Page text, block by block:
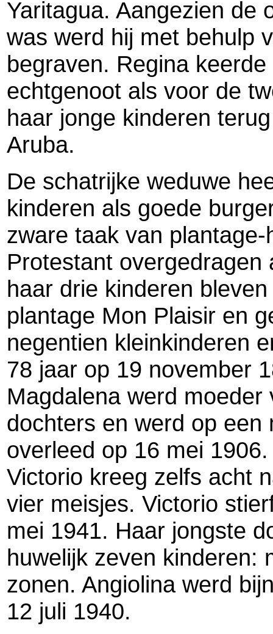
Yaritagua. Aangezien de
was werd hij met behulp
begraven. Regina
echtgenoot als voor de
haar jonge kinderen
Aruba.
De schatrijke weduwe
kinderen als goede
zware taak van
Protestant
haar drie kinderen
plantage Mon Plaisir en
negentien kleinkinderen
78 jaar op 19 november
Magdalena werd
dochters en werd op
overleed op 16 mei 1906.
Victorio kreeg zelfs acht
vier meisjes. Victorio
mei 1941. Haar jongste
huwelijk zeven kinderen:
zonen. Angiolina werd
12 juli 1940.